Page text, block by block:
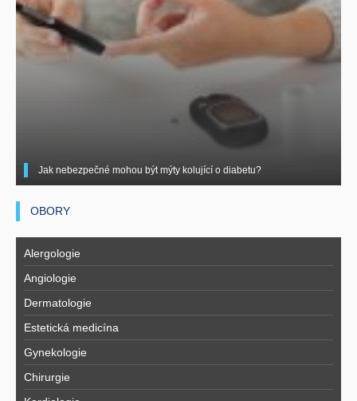
Jak nebezpečné mohou být mýty kolující o diabetu?
OBORY
Alergologie
Angiologie
Dermatologie
Estetická medicína
Gynekologie
Chirurgie